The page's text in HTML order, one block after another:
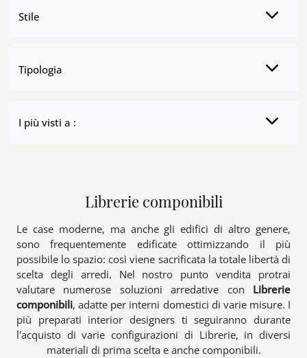
Stile
Tipologia
I più visti a :
Librerie componibili
Le case moderne, ma anche gli edifici di altro genere,
sono frequentemente edificate ottimizzando il più
possibile lo spazio: così viene sacrificata la totale libertà di
scelta degli arredi. Nel nostro punto vendita protrai
valutare numerose soluzioni arredative con Librerie
componibili, adatte per interni domestici di varie misure. I
più preparati interior designers ti seguiranno durante
l'acquisto di varie configurazioni di Librerie, in diversi
materiali di prima scelta e anche componibili.